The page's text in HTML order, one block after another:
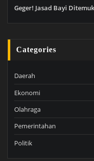
Geger! Jasad Bayi
Categories
Daerah
Ekonomi
Olahraga
Pemerintahan
Politik